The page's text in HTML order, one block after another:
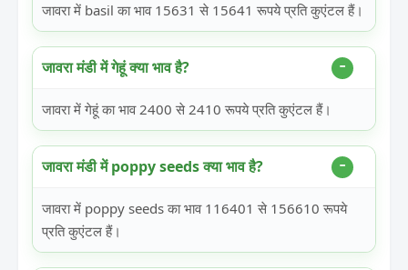
जावरा में basil का भाव 15631 से 15641 रूपये प्रति कुएंटल हैं।
जावरा मंडी में गेहूं क्या भाव है?
जावरा में गेहूं का भाव 2400 से 2410 रूपये प्रति कुएंटल हैं।
जावरा मंडी में poppy seeds क्या भाव है?
जावरा में poppy seeds का भाव 116401 से 156610 रूपये
प्रति कुएंटल हैं।